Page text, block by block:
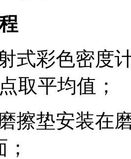
式彩色密度
取平均值；
擦垫安装在